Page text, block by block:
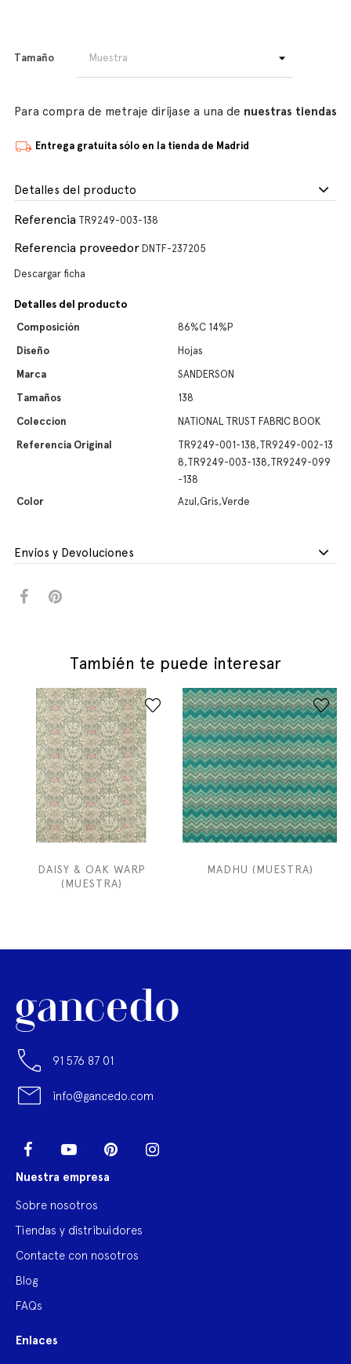
Tamaño
Para compra de metraje diríjase a una de nuestras tiendas
Entrega gratuita sólo en la tienda de Madrid
Detalles del producto
Referencia TR9249-003-138
Referencia proveedor DNTF-237205
Descargar ficha
Detalles del producto
Composición
86%C 14%P
Diseño
Hojas
Marca
SANDERSON
Tamaños
138
Coleccion
NATIONAL TRUST FABRIC BOOK
Referencia Original
TR9249-001-138,TR9249-002-13
8,TR9249-003-138,TR9249-099
-138
Color
Azul,Gris,Verde
Envíos y Devoluciones
También te puede interesar
DAISY & OAK WARP
(MUESTRA)
MADHU (MUESTRA)
91 576 87 01
info@gancedo.com
Facebook YouTube Pinterest
Nuestra empresa
Sobre nosotros
Tiendas y distribuidores
Contacte con nosotros
Blog
FAQs
Enlaces